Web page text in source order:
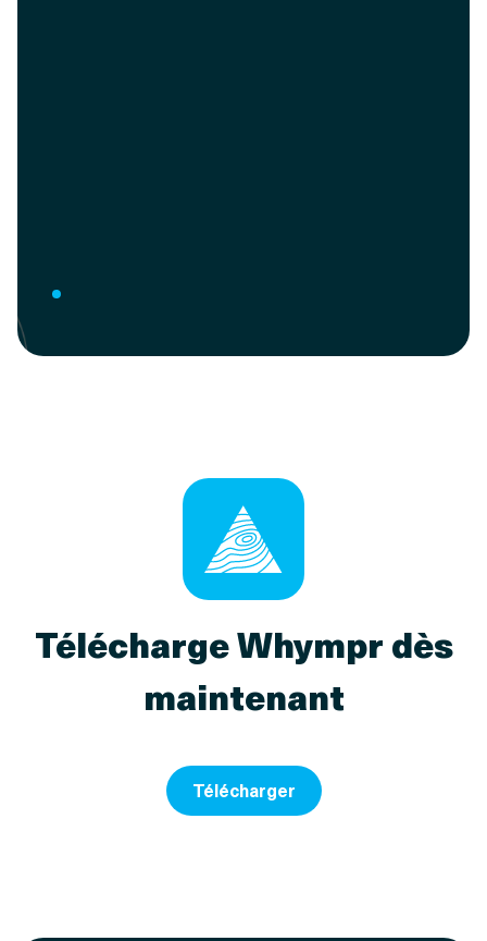
Télécharge Whympr dès
maintenant
Télécharger